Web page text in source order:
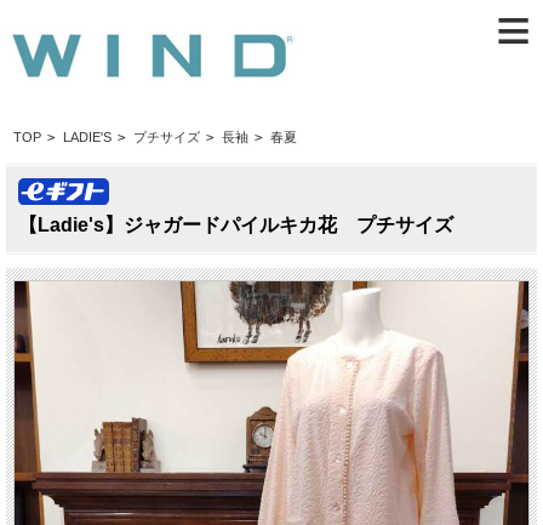
TOP > LADIE'S > プチサイズ > 長袖 > 春夏
【Ladie's】ジャガードパイルキカ花 プチサイズ
≡